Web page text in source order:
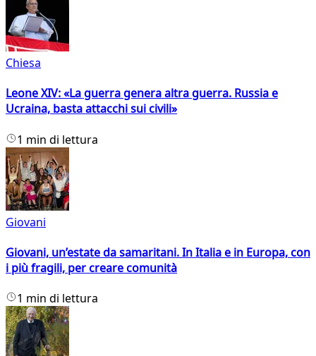
Chiesa
Leone XIV: «La guerra genera altra guerra. Russia e
Ucraina, basta attacchi sui civili»
1 min di lettura
Giovani
Giovani, un’estate da samaritani. In Italia e in Europa, con
i più fragili, per creare comunità
1 min di lettura